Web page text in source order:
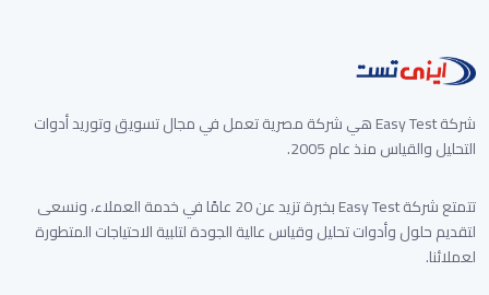
شركة Easy Test هي شركة مصرية تعمل في مجال تسويق وتوريد أدوات
التحليل والقياس منذ عام 2005.
تتمتع شركة Easy Test بخبرة تزيد عن 20 عامًا في خدمة العملاء، ونسعى
لتقديم حلول وأدوات تحليل وقياس عالية الجودة لتلبية الاحتياجات المتطورة
لعملائنا.